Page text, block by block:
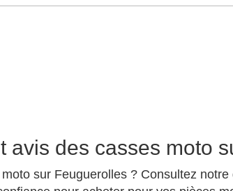
avis des casses moto
sur Feuguerolles ? Consultez